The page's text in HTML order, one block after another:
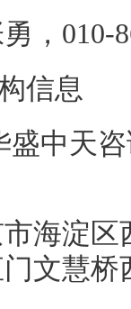
张勇
信息
盛中天
海淀区
文慧桥